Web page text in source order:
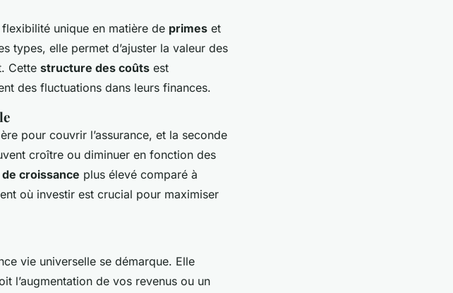
unique en matière de primes et
types, elle permet d’ajuster la valeur des
Cette structure des coûts est
des fluctuations dans leurs finances.
pour couvrir l’assurance, et la seconde
croître ou diminuer en fonction des
croissance plus élevé comparé à
où investir est crucial pour maximiser
vie universelle se démarque. Elle
l’augmentation de vos revenus ou un